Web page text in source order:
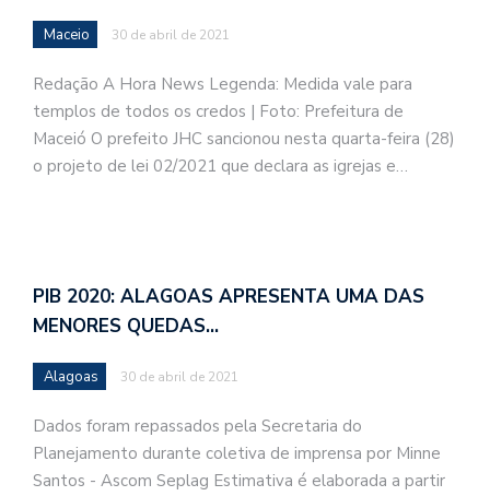
Maceio 30 de abril de 2021
Redação A Hora News Legenda: Medida vale para
templos de todos os credos | Foto: Prefeitura de
Maceió O prefeito JHC sancionou nesta quarta-feira (28)
o projeto de lei 02/2021 que declara as igrejas e…
PIB 2020: ALAGOAS APRESENTA UMA DAS
MENORES QUEDAS…
Alagoas 30 de abril de 2021
Dados foram repassados pela Secretaria do
Planejamento durante coletiva de imprensa por Minne
Santos - Ascom Seplag Estimativa é elaborada a partir